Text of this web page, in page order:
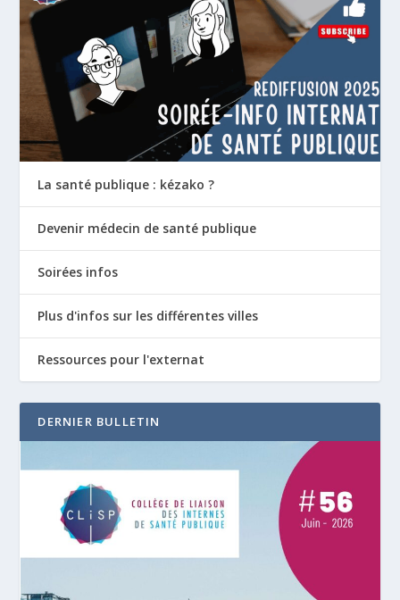
La santé publique : kézako ?
Devenir médecin de santé publique
Soirées infos
Plus d'infos sur les différentes villes
Ressources pour l'externat
DERNIER BULLETIN